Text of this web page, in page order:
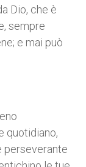
Dio, che è
sempre
e mai può
quotidiano,
perseverante